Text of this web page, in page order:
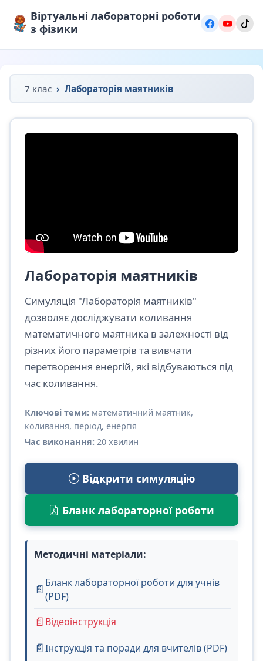
Віртуальні лабораторні роботи
з фізики
7 клас Лабораторія маятників
Лабораторія маятників
Симуляція "Лабораторія маятників"
дозволяє досліджувати коливання
математичного маятника в залежності від
різних його параметрів та вивчати
перетворення енергій, які відбуваються під
час коливання.
Ключові теми: математичний маятник,
коливання, період, енергія
Час виконання: 20 хвилин
Відкрити симуляцію
Бланк лабораторної роботи
Методичні матеріали:
Бланк лабораторної роботи для учнів
(PDF)
Відеоінструкція
Інструкція та поради для вчителів (PDF)